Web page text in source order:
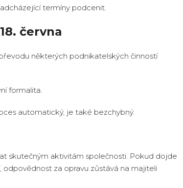
termíny podcenit.
června
některých podnikatelských činností
formalita.
automatický, je také bezchybný.
skutečným aktivitám společnosti. Pokud dojde
za opravu zůstává na majiteli